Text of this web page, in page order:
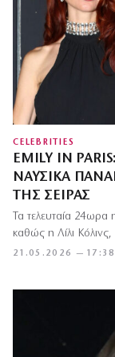
CELEBRITIES
EMILY IN
ΝΑΥΣΙΚΆ
ΤΗΣ ΣΕΙΡΆΣ
21.05.2026 — 17:38
Τα τελευταία
καθώς η Λίλι